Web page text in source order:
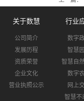
关于数慧
公司简介
发展历程
资质荣誉
企业文化
营业执照公示
行业
数字
智慧
智慧自
数字
网上
智慧不